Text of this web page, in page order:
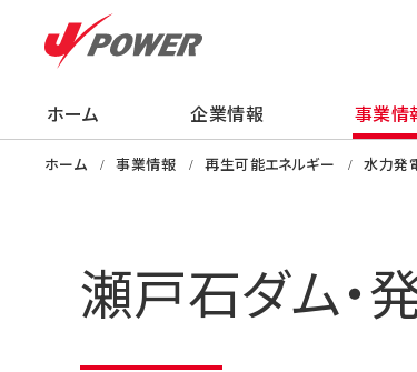
ホーム 企業情報
企業情報
事業情
事業情報
株主・投
サステナ
採用情報
ニュース
知る・学
ホーム 事業情報 再生可能エネルギー 水力発
瀬戸石ダム・